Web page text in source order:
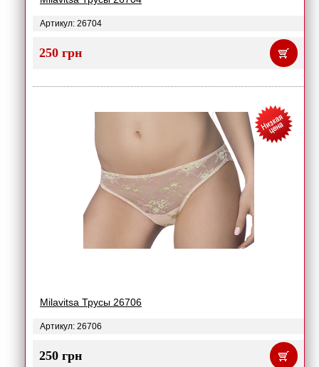
Артикул: 26704
250 грн
Milavitsa Трусы 26706
Артикул: 26706
250 грн